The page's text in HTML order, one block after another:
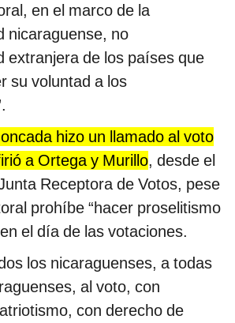
en el marco de la
nicaraguense, no
extranjera de los países que
su voluntad a los
hizo un llamado al voto
a Ortega y Murillo, desde el
Receptora de Votos, pese
prohíbe “hacer proselitismo
el día de las votaciones.
los nicaraguenses, a todas
al voto, con
con derecho de